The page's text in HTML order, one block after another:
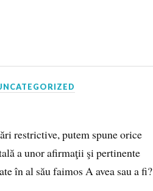
restrictive, putem spune orice
a unor afirmaţii şi pertinente
în al său faimos A avea sau a fi?